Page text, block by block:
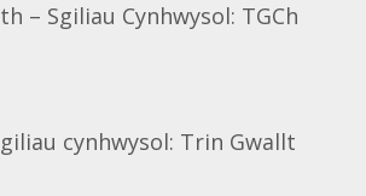
– Sgiliau Cynhwysol: TGCh
cynhwysol: Trin Gwallt